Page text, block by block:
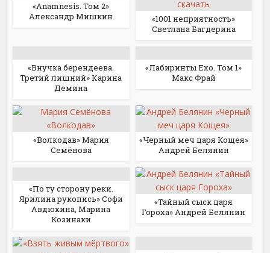
«Anamnesis. Том 2»
Александр Мишкин
«1001 неприятность»
Светлана Багдерина
«Внучка берендеева.
Третий лишний» Карина
Демина
«Лабиринты Ехо. Том 1»
Макс Фрай
«Волкодав» Мария
Семёнова
«Черный меч царя Кощея»
Андрей Белянин
«По ту сторону реки.
Ярилина рукопись» Софи
Авдюхина, Марина
Козинаки
«Тайный сыск царя
Гороха» Андрей Белянин